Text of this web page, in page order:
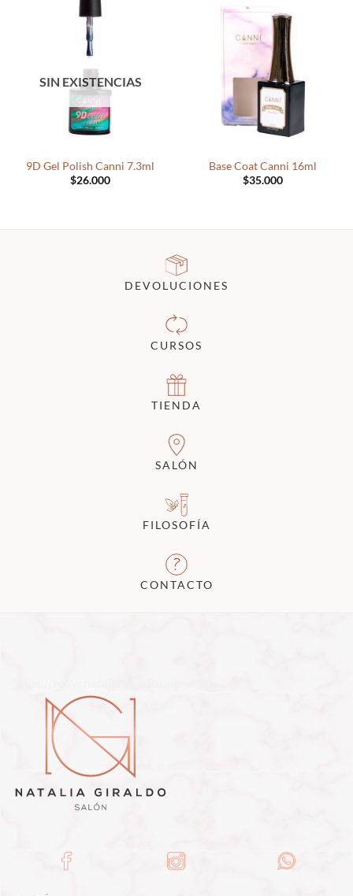
SIN EXISTENCIAS
9D Gel Polish Canni 7.3ml
$26.000
Base Coat Canni 16ml
$35.000
DEVOLUCIONES
CURSOS
TIENDA
SALÓN
FILOSOFÍA
CONTACTO